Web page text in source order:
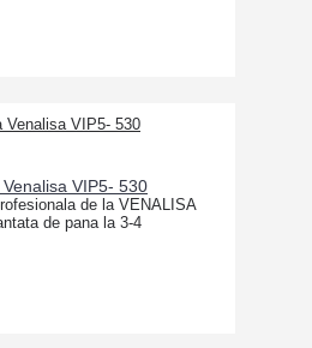
VIP5- 530
de la VENALISA
de pana la 3-4